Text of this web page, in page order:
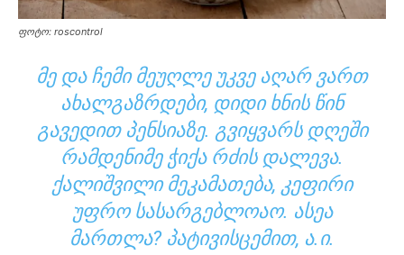
ფოტო: roscontrol
ᲛᲔ ᲓᲐ ᲩᲔᲛᲘ ᲛᲔᲣᲦᲚᲔ ᲣᲙᲕᲔ ᲐᲦᲐᲠ ᲕᲐᲠᲗ
ᲐᲮᲐᲚᲒᲐᲖᲠᲓᲔᲑᲘ, ᲓᲘᲓᲘ ᲮᲜᲘᲡ ᲬᲘᲜ
ᲒᲐᲕᲔᲓᲘᲗ ᲞᲔᲜᲡᲘᲐᲖᲔ. ᲒᲕᲘᲧᲕᲐᲠᲡ ᲓᲦᲔᲨᲘ
ᲠᲐᲛᲓᲔᲜᲘᲛᲔ ᲭᲘᲥᲐ ᲠᲫᲘᲡ ᲓᲐᲚᲔᲕᲐ.
ᲥᲐᲚᲘᲨᲕᲘᲚᲘ ᲛᲔᲙᲐᲛᲐᲗᲔᲑᲐ, ᲙᲔᲤᲘᲠᲘ
ᲣᲤᲠᲝ ᲡᲐᲡᲐᲠᲒᲔᲑᲚᲝᲐᲝ. ᲐᲡᲔᲐ
ᲛᲐᲠᲗᲚᲐ? ᲞᲐᲢᲘᲕᲘᲡᲪᲔᲛᲘᲗ, Ა.Ი.